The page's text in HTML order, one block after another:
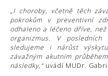
„I choroby, včetně těch
pokrokům v preventivní
odhaleno a léčeno dříve,
organizmus. V
sledujeme i nárůst
závažným akutním
následky,“uvádí MUDr.